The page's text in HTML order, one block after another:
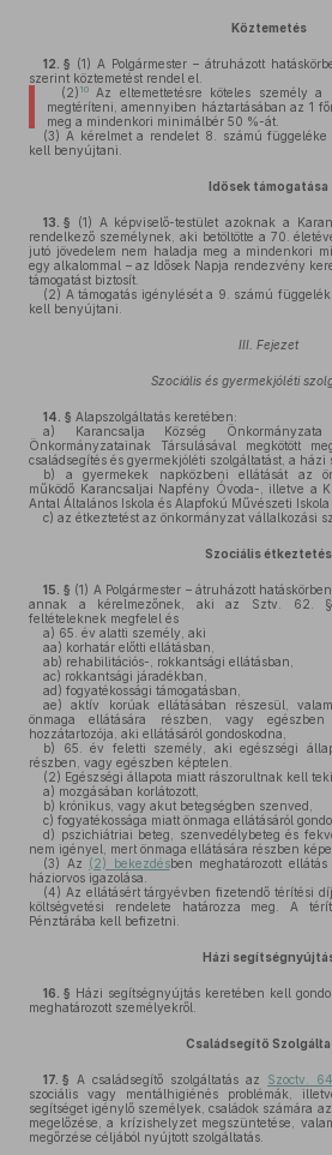
Köztemetés
12. § (1) A Polgármester – átruházott
szerint köztemetést rendel el.
(2) 10Az eltemettetésre köteles személy a
megtéríteni, amennyiben háztartásában az 1
meg a mindenkori minimálbér 50 %-át.
(3) A kérelmet a rendelet 8. számú függeléke
kell benyújtani.
Idősek támogatása
13. § (1) A képviselő-testület azoknak a
rendelkező személynek, aki betöltötte a 70.
jutó jövedelem nem haladja meg a mindenkori
egy alkalommal – az Idősek Napja rendezvény
támogatást biztosít.
(2) A támogatás igénylését a 9. számú
kell benyújtani.
III. Fejezet
Szociális és gyermekjóléti
14. § Alapszolgáltatás keretében:
a) Karancsalja Község
Önkormányzatainak Társulásával megkötött
családsegítés és gyermekjóléti szolgáltatást, a házi
b) a gyermekek napközbeni ellátását az
működő Karancsaljai Napfény Óvoda-, illetve a
Antal Általános Iskola és Alapfokú Művészeti Iskola
c) az étkeztetést az önkormányzat vállalkozási
Szociális étkeztetés
15. § (1) A Polgármester – átruházott
annak a kérelmezőnek, aki az Sztv. 62. §
feltételeknek megfelel és
a) 65. év alatti személy, aki
aa) korhatár előtti ellátásban,
ab) rehabilitációs-, rokkantsági ellátásban,
ac) rokkantsági járadékban,
ad) fogyatékossági támogatásban,
ae) aktív korúak ellátásában részesül,
önmaga ellátására részben, vagy
hozzátartozója, aki ellátásáról gondoskodna,
b) 65. év feletti személy, aki egészségi
részben, vagy egészben képtelen.
(2) Egészségi állapota miatt rászorultnak kell
a) mozgásában korlátozott,
b) krónikus, vagy akut betegségben szenved,
c) fogyatékossága miatt önmaga ellátásáról
d) pszichiátriai beteg, szenvedélybeteg és
nem igényel, mert önmaga ellátására részben
(3) Az (2) bekezdésben meghatározott
háziorvos igazolása.
(4) Az ellátásért tárgyévben fizetendő térítési
költségvetési rendelete határozza meg. A
Pénztárába kell befizetni.
Házi
16. § Házi segítségnyújtás keretében kell
meghatározott személyekről.
Családsegítő
17. § A családsegítő szolgáltatás az Szoctv.
szociális vagy mentálhigiénés problémák,
segítséget igénylő személyek, családok számára
megelőzése, a krízishelyzet megszüntetése,
megőrzése céljából nyújtott szolgáltatás.